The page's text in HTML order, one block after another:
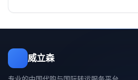
威立森